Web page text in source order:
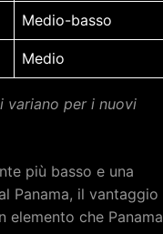
Medio-basso
Medio
variano per i nuovi
più basso e una
Panama, il vantaggio
che Panama